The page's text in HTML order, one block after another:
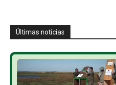
Últimas noticias